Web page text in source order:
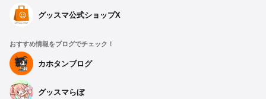
グッスマ公式ショップX
おすすめ情報をブログでチェック！
カホタンブログ
グッスマらぼ